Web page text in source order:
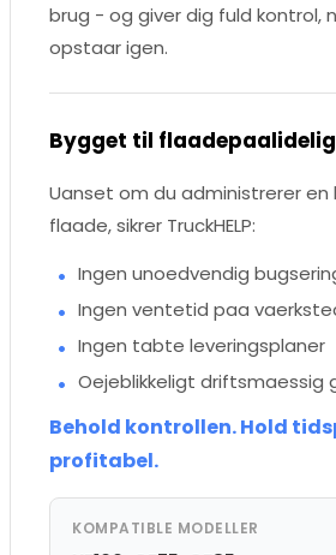
brug - og giver dig fuld kontrol,
opstaar igen.
Bygget til
Uanset om du administrerer en
flaade, sikrer TruckHELP:
Ingen unoedvendig
Ingen ventetid paa
Ingen tabte leveringsplaner
Oejeblikkeligt driftsmaessig
Behold kontrollen. Hold
profitabel.
KOMPATIBLE MODELLER